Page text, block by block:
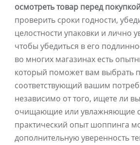
осмотреть товар перед
проверить сроки годности,
целостности упаковки и лично
чтобы убедиться в его
во многих магазинах есть
который поможет вам выбрать
соответствующий вашим
независимо от того, ищете ли
очищающие или увлажняющие
практический опыт шоппинга
дополнительную уверенность